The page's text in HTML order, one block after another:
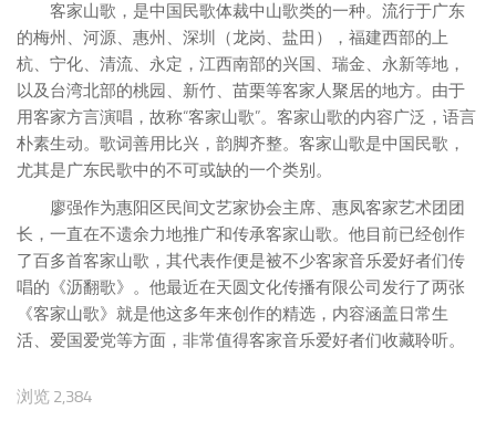
客家山歌，是中国民歌体裁中山歌类的一种。流行于广东
的梅州、河源、惠州、深圳（龙岗、盐田），福建西部的上
杭、宁化、清流、永定，江西南部的兴国、瑞金、永新等地，
以及台湾北部的桃园、新竹、苗栗等客家人聚居的地方。由于
用客家方言演唱，故称“客家山歌”。客家山歌的内容广泛，语言
朴素生动。歌词善用比兴，韵脚齐整。客家山歌是中国民歌，
尤其是广东民歌中的不可或缺的一个类别。
廖强作为惠阳区民间文艺家协会主席、惠凤客家艺术团团
长，一直在不遗余力地推广和传承客家山歌。他目前已经创作
了百多首客家山歌，其代表作便是被不少客家音乐爱好者们传
唱的《沥翻歌》。他最近在天圆文化传播有限公司发行了两张
《客家山歌》就是他这多年来创作的精选，内容涵盖日常生
活、爱国爱党等方面，非常值得客家音乐爱好者们收藏聆听。
浏览 2,384